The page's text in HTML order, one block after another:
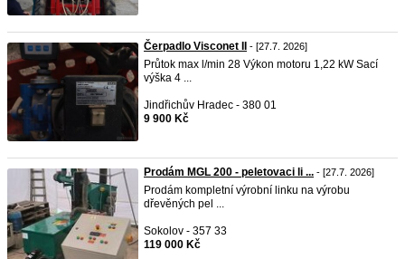
Čerpadlo Visconet II - [27.7. 2026]
Průtok max l/min 28 Výkon motoru 1,22 kW Sací
výška 4 ...
Jindřichův Hradec - 380 01
9 900 Kč
Prodám MGL 200 - peletovaci li ... - [27.7. 2026]
Prodám kompletní výrobní linku na výrobu
dřevěných pel ...
Sokolov - 357 33
119 000 Kč